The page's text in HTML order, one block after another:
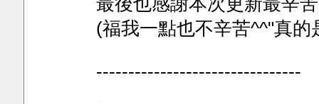
(福我一點也不辛苦^^"真的
--------------------------------